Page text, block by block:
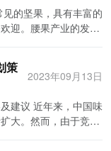
迎。腰果产业的发展
270万吨，其中以越
要产区。腰果产业的
等环节。种植环节主
策
2023年09月13日
中国味
大。然而，由于竞争